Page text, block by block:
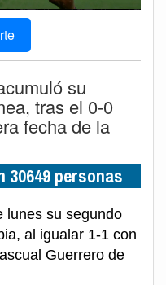
su
tras el 0-0
fecha de la
30649 personas
lunes su segundo
al igualar 1-1 con
Guerrero de